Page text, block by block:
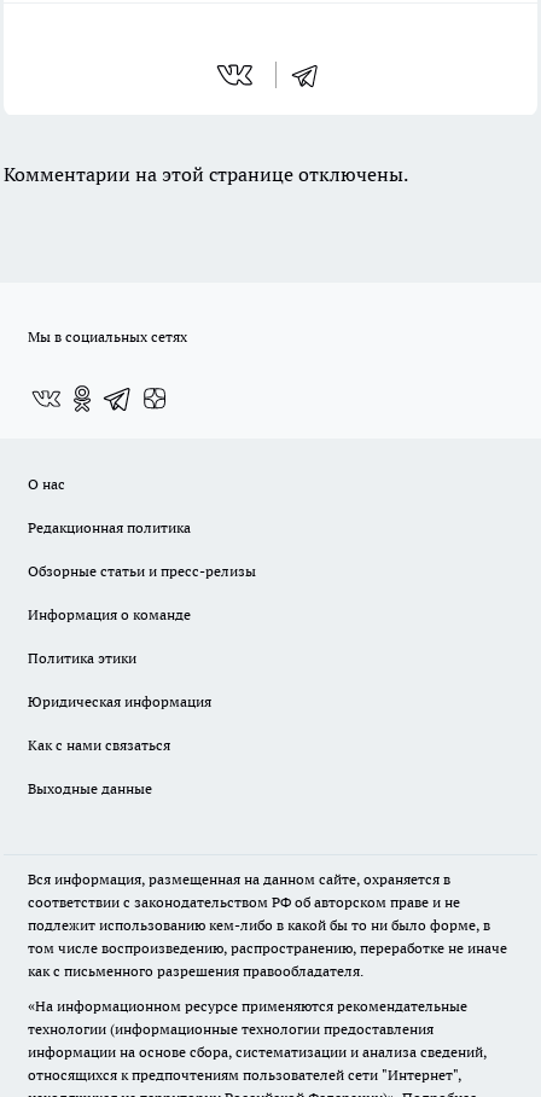
Комментарии на этой странице отключены.
Мы в социальных сетях
О нас
Редакционная политика
Обзорные статьи и пресс-релизы
Информация о команде
Политика этики
Юридическая информация
Как с нами связаться
Выходные данные
Вся информация, размещенная на данном сайте, охраняется в
соответствии с законодательством РФ об авторском праве и не
подлежит использованию кем-либо в какой бы то ни было форме, в
том числе воспроизведению, распространению, переработке не иначе
как с письменного разрешения правообладателя.
«На информационном ресурсе применяются рекомендательные
технологии (информационные технологии предоставления
информации на основе сбора, систематизации и анализа сведений,
относящихся к предпочтениям пользователей сети "Интернет",